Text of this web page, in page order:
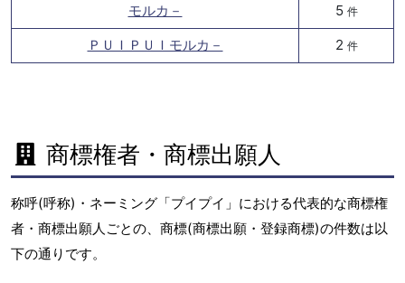
モルカ－ 5 件
ＰＵＩＰＵＩモルカ－ 2 件
商標権者・商標出願人
称呼(呼称)・ネーミング「プイプイ」における代表的な商標権
者・商標出願人ごとの、商標(商標出願・登録商標)の件数は以
下の通りです。